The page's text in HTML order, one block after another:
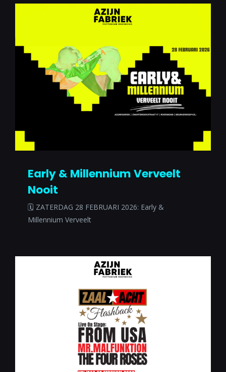
Early & Millennium Verveelt
Nooit
🗓 ZATERDAG 28 FEBRUARI 2026: Early &
Millennium Verveelt